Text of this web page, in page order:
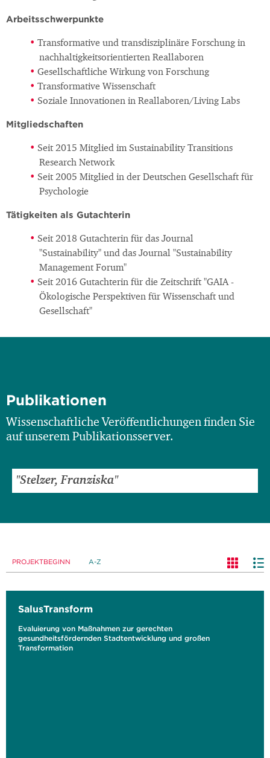
Arbeitsschwerpunkte
Transformative und transdisziplinäre Forschung in
nachhaltigkeitsorientierten Reallaboren
Gesellschaftliche Wirkung von Forschung
Transformative Wissenschaft
Soziale Innovationen in Reallaboren/Living Labs
Mitgliedschaften
Seit 2015 Mitglied im Sustainability Transitions
Research Network
Seit 2005 Mitglied in der Deutschen Gesellschaft für
Psychologie
Tätigkeiten als Gutachterin
Seit 2018 Gutachterin für das Journal
"Sustainability" und das Journal "Sustainability
Management Forum"
Seit 2016 Gutachterin für die Zeitschrift "GAIA -
Ökologische Perspektiven für Wissenschaft und
Gesellschaft"
Publikationen
Wissenschaftliche Veröffentlichungen finden Sie
auf unserem Publikationsserver.
PROJEKTBEGINN A-Z
SalusTransform
Evaluierung von Maßnahmen zur gerechten
gesundheitsfördernden Stadtentwicklung und großen
Transformation